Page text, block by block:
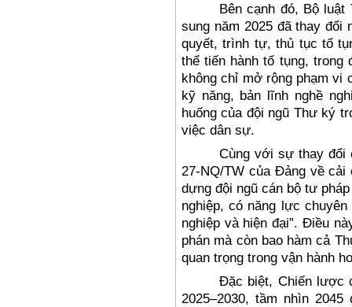
Bên cạnh đó, Bộ luật
sung năm 2025 đã thayđổi
quyết, trình tự, thủ tục tố
thể tiến hành tố tụng, trong
không chỉ mở rộng phạm vi
kỹ năng, bản lĩnh nghề
huống của đội ngũ Thư ký
việc dân sự.
Cùng với sự thayđổi
27-NQ/TW của Đảng về cải
dựngđội ngũ cán bộ tư ph
nghiệp, có năng lực chuyên
nghiệp và hiệnđại”. Điều n
phán mà còn bao hàm cả Th
quan trọng trong vận hành ho
Đặc biệt, Chiến lược
2025–2030, tầm nhìn 2045